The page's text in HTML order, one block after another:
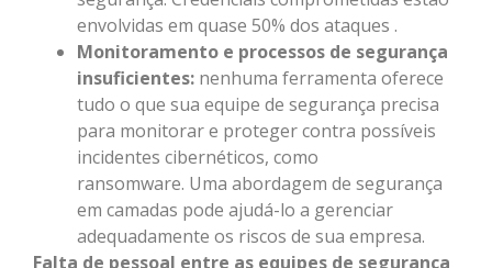
envolvidas em quase 50% dos ataques .
Monitoramento e processos de segurança
insuficientes: nenhuma ferramenta oferece
tudo o que sua equipe de segurança precisa
para monitorar e proteger contra possíveis
incidentes cibernéticos, como
ransomware. Uma abordagem de segurança
em camadas pode ajudá-lo a gerenciar
adequadamente os riscos de sua empresa.
Falta de pessoal entre as equipes de segurança